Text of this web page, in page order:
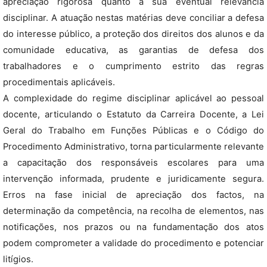
disciplinar. A atuação nestas matérias deve conciliar a defesa
do interesse público, a proteção dos direitos dos alunos e da
comunidade educativa, as garantias de defesa dos
trabalhadores e o cumprimento estrito das regras
procedimentais aplicáveis.
A complexidade do regime disciplinar aplicável ao pessoal
docente, articulando o Estatuto da Carreira Docente, a Lei
Geral do Trabalho em Funções Públicas e o Código do
Procedimento Administrativo, torna particularmente relevante
a capacitação dos responsáveis escolares para uma
intervenção informada, prudente e juridicamente segura.
Erros na fase inicial de apreciação dos factos, na
determinação da competência, na recolha de elementos, nas
notificações, nos prazos ou na fundamentação dos atos
podem comprometer a validade do procedimento e potenciar
litígios.